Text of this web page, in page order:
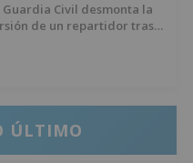
Guardia Civil desmonta la
de un repartidor tras
ÚLTIMO